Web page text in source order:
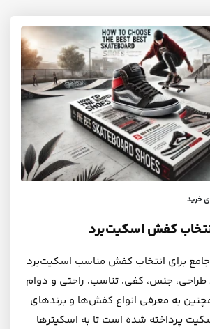
خرید
کفش اسکیت‌برد
جامع برای انتخاب کفش‌ مناسب اسکیت‌برد
طراحی، جنس، کفی، تناسب، راحتی و دوام
به معرفی انواع کفش‌ها و برندهای
پرداخته شده است تا به اسکیترها